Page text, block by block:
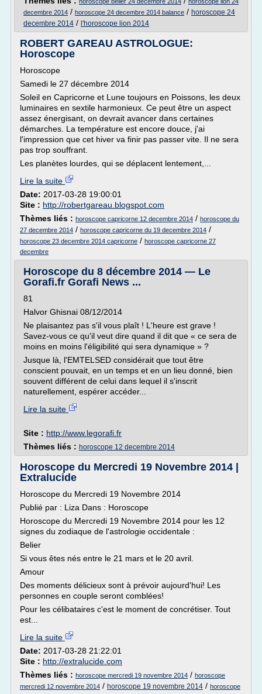
decembre 2014 / horoscope 24 decembre 2014 balance / horoscope 24
decembre 2014 / l'horoscope lion 2014
ROBERT GAREAU ASTROLOGUE:
Horoscope
Horoscope
Samedi le 27 décembre 2014
Soleil en Capricorne et Lune toujours en Poissons, les deux
luminaires en sextile harmonieux. Ce peut être un aspect
assez énergisant, on devrait avancer dans certaines
démarches. La température est encore douce, j'ai
l'impression que cet hiver va finir pas passer vite. Il ne sera
pas trop souffrant.
Les planètes lourdes, qui se déplacent lentement,...
Lire la suite
Date: 2017-03-28 19:00:01
Site : http://robertgareau.blogspot.com
Thèmes liés : horoscope capricorne 12 decembre 2014 / horoscope du
27 decembre 2014 / horoscope capricorne du 19 decembre 2014 /
horoscope 23 decembre 2014 capricorne / horoscope capricorne 27
decembre
Horoscope du 8 décembre 2014 — Le
Gorafi.fr Gorafi News ...
81
Halvor Ghisnai 08/12/2014
Ne plaisantez pas s'il vous plaît ! L'heure est grave !
Savez-vous ce qu'il veut dire quand il dit que « ce sera de
moins en moins l'éligibilité qui sera dynamique » ?
Jusque là, l'EMTELSED considérait que tout être
conscient pouvait, en un temps et en un lieu donné, bien
souvent différent de celui dans lequel il s'inscrit
naturellement, espérer accéder...
Lire la suite
Site : http://www.legorafi.fr
Thèmes liés : horoscope 12 decembre 2014
Horoscope du Mercredi 19 Novembre 2014 |
Extralucide
Horoscope du Mercredi 19 Novembre 2014
Publié par : Liza Dans : Horoscope
Horoscope du Mercredi 19 Novembre 2014 pour les 12
signes du zodiaque de l'astrologie occidentale :
Belier
Si vous êtes nés entre le 21 mars et le 20 avril.
Amour
Des moments délicieux sont à prévoir aujourd'hui! Les
personnes en couple seront comblées!
Pour les célibataires c'est le moment de concrétiser. Tout
est...
Lire la suite
Date: 2017-03-28 21:22:01
Site : http://extralucide.com
Thèmes liés : horoscope mercredi 19 novembre 2014 / horoscope
mercredi 12 novembre 2014 / horoscope 19 novembre 2014 / horoscope